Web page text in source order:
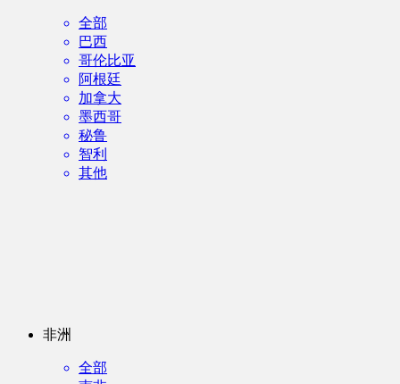
全部
巴西
哥伦比亚
阿根廷
加拿大
墨西哥
秘鲁
智利
其他
非洲
全部